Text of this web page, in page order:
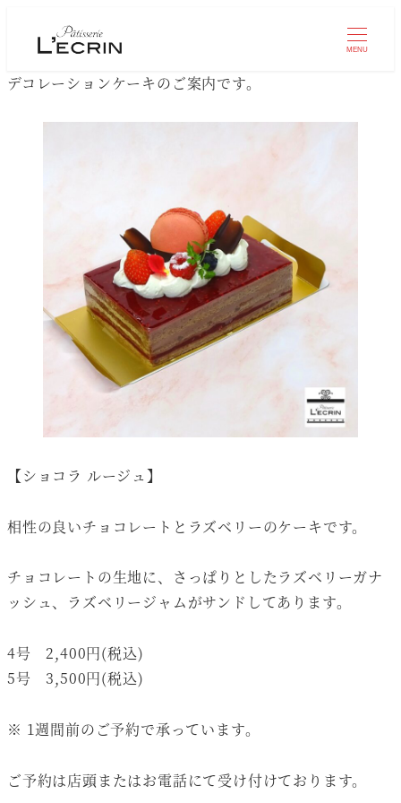
MENU
デコレーションケーキのご案内です。
【ショコラ ルージュ】
相性の良いチョコレートとラズベリーのケーキです。
チョコレートの生地に、さっぱりとしたラズベリーガナ
ッシュ、ラズベリージャムがサンドしてあります。
4号 2,400円(税込)
5号 3,500円(税込)
※ 1週間前のご予約で承っています。
ご予約は店頭またはお電話にて受け付けております。